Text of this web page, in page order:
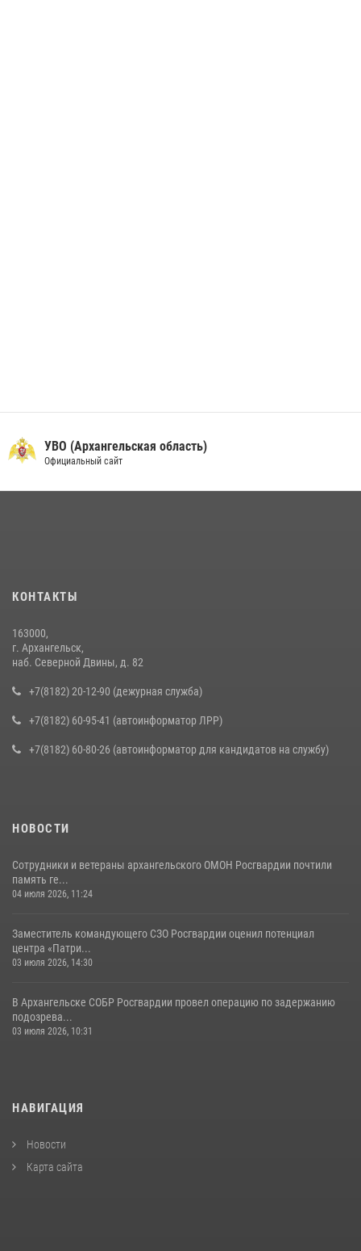
УВО (Архангельская область)
Официальный сайт
КОНТАКТЫ
163000,
г. Архангельск,
наб. Северной Двины, д. 82
+7(8182) 20-12-90 (дежурная служба)
+7(8182) 60-95-41 (автоинформатор ЛРР)
+7(8182) 60-80-26 (автоинформатор для кандидатов на службу)
НОВОСТИ
Сотрудники и ветераны архангельского ОМОН Росгвардии почтили
память ге...
04 июля 2026, 11:24
Заместитель командующего СЗО Росгвардии оценил потенциал
центра «Патри...
03 июля 2026, 14:30
В Архангельске СОБР Росгвардии провел операцию по задержанию
подозрева...
03 июля 2026, 10:31
НАВИГАЦИЯ
Новости
Карта сайта